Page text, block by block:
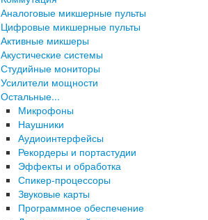
Аналоговые микшерные пульты
Цифровые микшерные пульты
Активные микшеры
Акустические системы
Студийные мониторы
Усилители мощности
Остальные...
Микрофоны
Наушники
Аудиоинтерфейсы
Рекордеры и портастудии
Эффекты и обработка
Спикер-процессоры
Звуковые карты
Программное обеспечение